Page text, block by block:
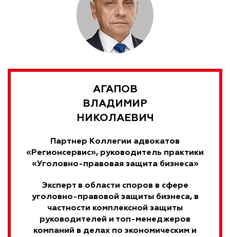
АГАПОВ
ВЛАДИМИР
НИКОЛАЕВИЧ
Партнер Коллегии адвокатов
«Регионсервис», руководитель практики
«Уголовно-правовая защита бизнеса»
Эксперт в области споров в сфере
уголовно-правовой защиты бизнеса, в
частности комплексной защиты
руководителей и топ-менеджеров
компаний в делах по экономическим и